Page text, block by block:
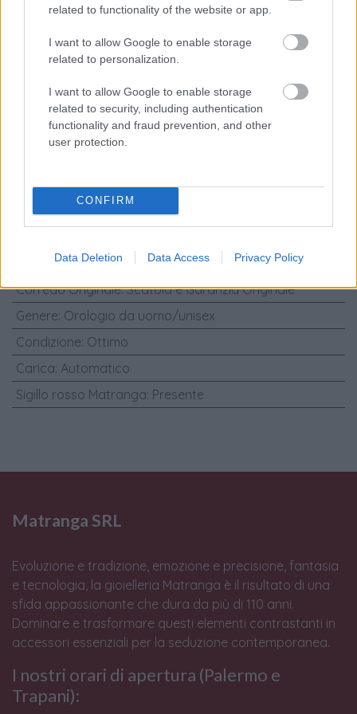
related to functionality of the website or app.
I want to allow Google to enable storage
related to personalization.
I want to allow Google to enable storage
related to security, including authentication
functionality and fraud prevention, and other
user protection.
CONFIRM
Data Deletion Data Access Privacy Policy
41mm Wimbledon ref:126333 Full
Marca:Rolex
Modello:Rolex - Datejust
Materiali Cinturino:Oro - Acciaio
Materiali Cassa
Oro - Acciaio
2019
Corredo Originale:Scatola e Garanzia Originale
Genere: Orologio da uomo/unisex
Condizione: Ottimo
Carica: Automatico
Sigillo rosso Matranga: Presente
Matranga SRL
Evoluzione e tradizione, emozione e precisione, fantasia
e tecnologia, la gioielleria Matranga è il risultato di una
sfida appassionante che dura da più di 110 anni.
Dominare e trasformare questi elementi contrastanti in
accessori essenziali per la seduzione contemporanea.
I nostri orari di apertura (Palermo e
Trapani):